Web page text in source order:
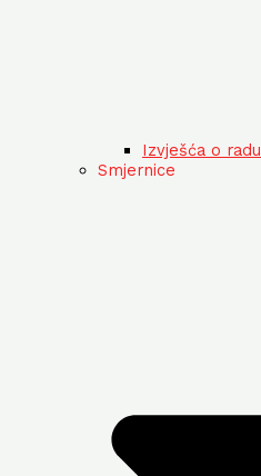
Izvješća o radu
Smjernice